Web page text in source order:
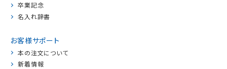
卒業記念
名入れ辞書
お客様サポート
本の注文について
新着情報